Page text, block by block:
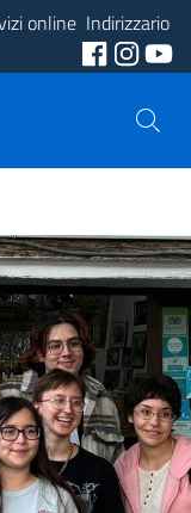
online Indirizzario